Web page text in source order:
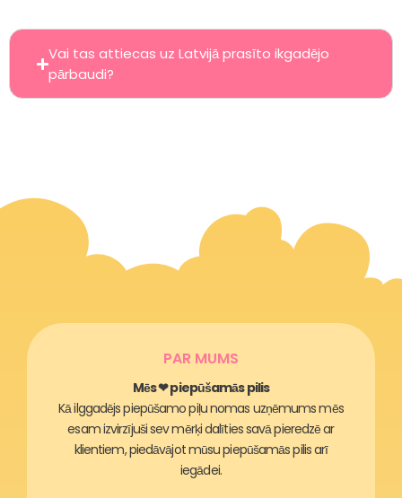
Vai tas attiecas uz Latvijā prasīto ikgadējo
pārbaudi?
PAR MUMS
Mēs ❤ piepūšamās pilis
Kā ilggadējs piepūšamo piļu nomas uzņēmums mēs
esam izvirzījuši sev mērķi dalīties savā pieredzē ar
klientiem, piedāvājot mūsu piepūšamās pilis arī
iegādei.